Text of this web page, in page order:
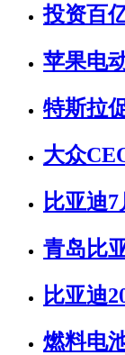
投资百
苹果电
特斯拉
大众
比亚迪
青岛比
比亚迪
燃料电